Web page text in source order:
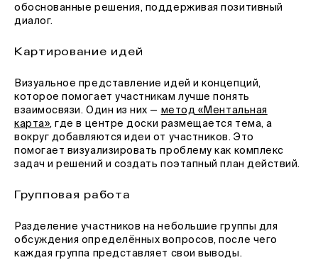
обоснованные решения, поддерживая позитивный
диалог.
Картирование идей
Визуальное представление идей и концепций,
которое помогает участникам лучше понять
взаимосвязи. Один из них — метод «Ментальная
карта», где в центре доски размещается тема, а
вокруг добавляются идеи от участников. Это
помогает визуализировать проблему как комплекс
задач и решений и создать поэтапный план действий.
Групповая работа
Разделение участников на небольшие группы для
обсуждения определённых вопросов, после чего
каждая группа представляет свои выводы.